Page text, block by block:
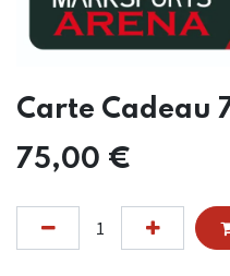
Carte Cadeau
75,00 €